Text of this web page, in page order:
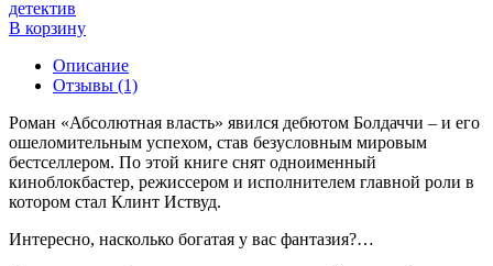
детектив
В корзину
Описание
Отзывы (1)
Роман «Абсолютная власть» явился дебютом Болдаччи – и его
ошеломительным успехом, став безусловным мировым
бестселлером. По этой книге снят одноименный
киноблокбастер, режиссером и исполнителем главной роли в
котором стал Клинт Иствуд.
Интересно, насколько богатая у вас фантазия?…